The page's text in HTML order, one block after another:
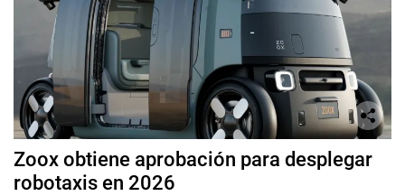
Zoox obtiene aprobación para desplegar
robotaxis en 2026